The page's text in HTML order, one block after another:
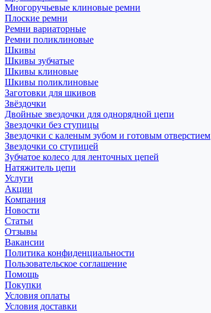
Многоручьевые клиновые ремни
Плоские ремни
Ремни вариаторные
Ремни поликлиновые
Шкивы
Шкивы зубчатые
Шкивы клиновые
Шкивы поликлиновые
Заготовки для шкивов
Звёздочки
Двойные звездочки для однорядной цепи
Звездочки без ступицы
Звездочки с каленым зубом и готовым отверстием
Звездочки со ступицей
Зубчатое колесо для ленточных цепей
Натяжитель цепи
Услуги
Акции
Компания
Новости
Статьи
Отзывы
Вакансии
Политика конфиденциальности
Пользовательское соглашение
Помощь
Покупки
Условия оплаты
Условия доставки